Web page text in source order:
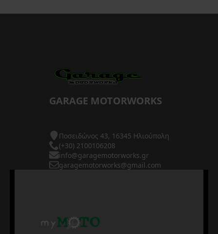
GARAGE MOTORWORKS
Ποσειδώνος 43, 16345 Ηλιούπολη
(+30) 2100106208
info@garagemotorworks.gr
garagemotorworks@gmail.com